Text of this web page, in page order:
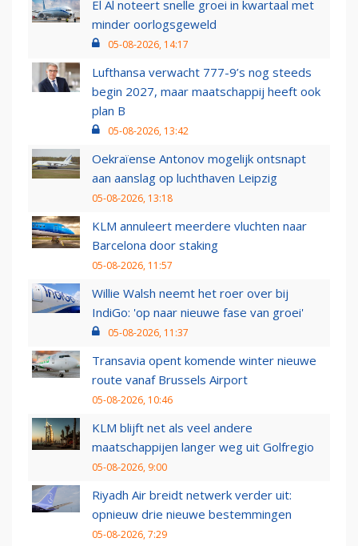
El Al noteert snelle groei in kwartaal met
minder oorlogsgeweld
05-08-2026, 14:17
Lufthansa verwacht 777-9’s nog steeds
begin 2027, maar maatschappij heeft ook
plan B
05-08-2026, 13:42
Oekraïense Antonov mogelijk ontsnapt
aan aanslag op luchthaven Leipzig
05-08-2026, 13:18
KLM annuleert meerdere vluchten naar
Barcelona door staking
05-08-2026, 11:57
Willie Walsh neemt het roer over bij
IndiGo: 'op naar nieuwe fase van groei'
05-08-2026, 11:37
Transavia opent komende winter nieuwe
route vanaf Brussels Airport
05-08-2026, 10:46
KLM blijft net als veel andere
maatschappijen langer weg uit Golfregio
05-08-2026, 9:00
Riyadh Air breidt netwerk verder uit:
opnieuw drie nieuwe bestemmingen
05-08-2026, 7:29